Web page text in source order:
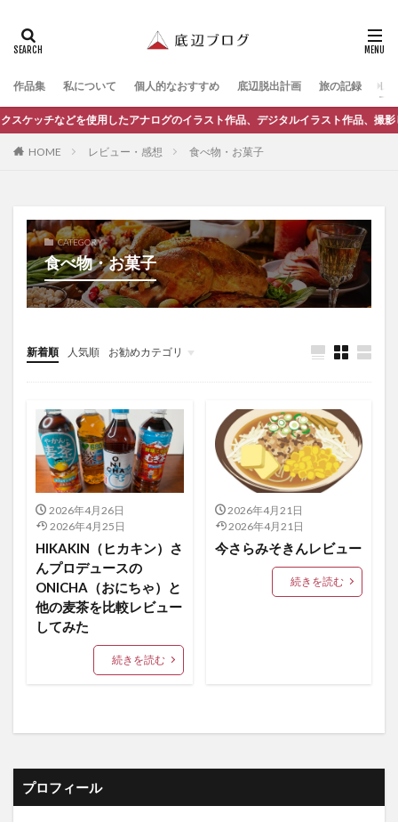
作品集 私について 個人的なおすすめ 底辺脱出計画 旅の記録 レ
用したアナログのイラスト作品、デジタルイラスト作品、撮影した写真集な
HOME レビュー・感想 食べ物・お菓子
CATEGORY
食べ物・お菓子
新着順 人気順 お勧めカテゴリ
底辺脱出計画
2026年4月26日
2026年4月25日
HIKAKIN（ヒカキン）さ
んプロデュースの
ONICHA（おにちゃ）と
他の麦茶を比較レビュー
してみた
続きを読む
2026年4月21日
2026年4月21日
今さらみそきんレビュー
続きを読む
プロフィール